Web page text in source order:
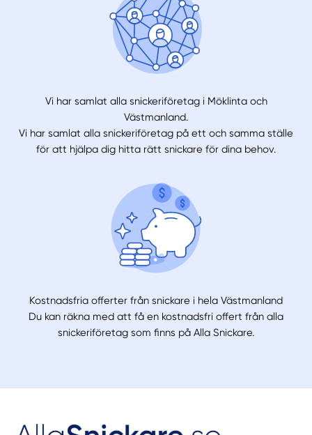
Vi har samlat alla snickeriföretag i Möklinta och
Västmanland.
Vi har samlat alla snickeriföretag på ett och samma ställe
för att hjälpa dig hitta rätt snickare för dina behov.
Kostnadsfria offerter från snickare i hela Västmanland
Du kan räkna med att få en kostnadsfri offert från alla
snickeriföretag som finns på Alla Snickare.